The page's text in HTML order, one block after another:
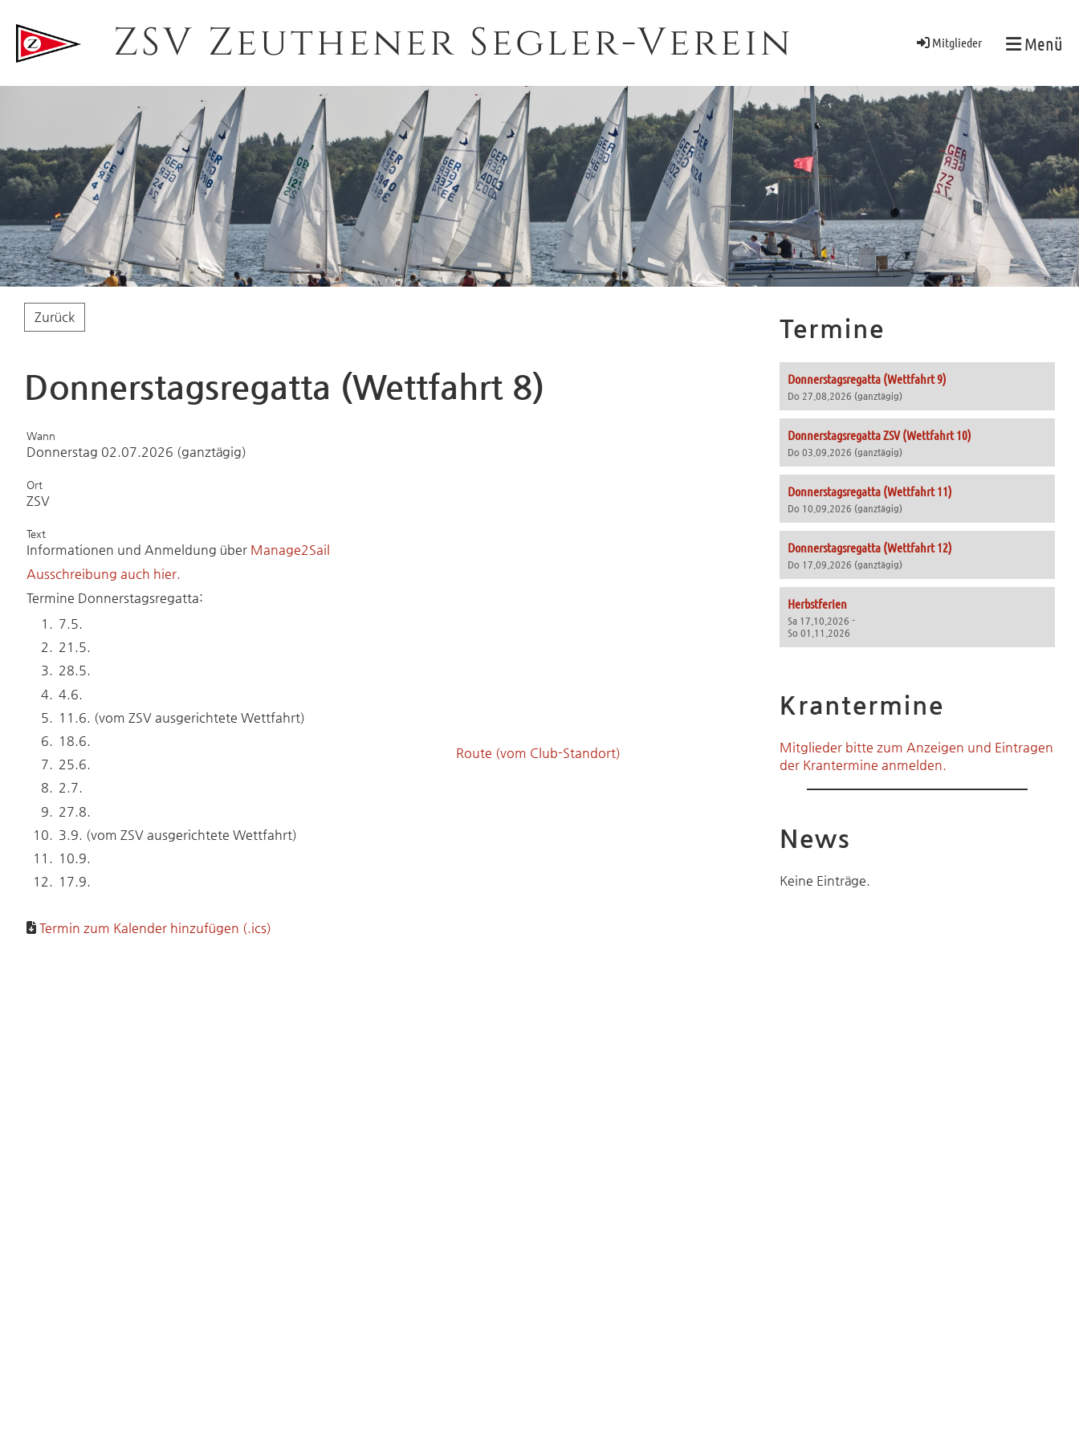
ZSV Zeuthener Segler-Verein Mitglieder Menü
Zurück
Donnerstagsregatta (Wettfahrt 8)
Wann
Donnerstag 02.07.2026 (ganztägig)
Ort
ZSV
Text
Informationen und Anmeldung über Manage2Sail
Ausschreibung auch hier.
Termine Donnerstagsregatta:
7.5.
21.5.
28.5.
4.6.
11.6. (vom ZSV ausgerichtete Wettfahrt)
18.6.
25.6.
2.7.
27.8.
3.9. (vom ZSV ausgerichtete Wettfahrt)
10.9.
17.9.
Termin zum Kalender hinzufügen (.ics)
Route (vom Club-Standort)
Termine
Donnerstagsregatta (Wettfahrt 9)
Do 27.08.2026 (ganztägig)
Donnerstagsregatta ZSV (Wettfahrt 10)
Do 03.09.2026 (ganztägig)
Donnerstagsregatta (Wettfahrt 11)
Do 10.09.2026 (ganztägig)
Donnerstagsregatta (Wettfahrt 12)
Do 17.09.2026 (ganztägig)
Herbstferien
Sa 17.10.2026 -
So 01.11.2026
Krantermine
Mitglieder bitte zum Anzeigen und Eintragen
der Krantermine anmelden.
News
Keine Einträge.